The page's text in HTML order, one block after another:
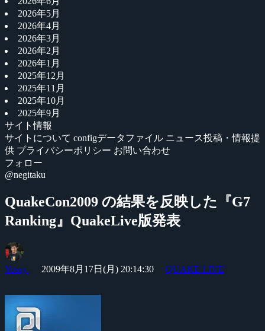
2026年5月
2026年4月
2026年3月
2026年2月
2026年1月
2025年12月
2025年11月
2025年10月
2025年9月
サイト情報
サイトについて configデータファイル ニュース投稿・情報提
供 プライバシーポリシー お問い合わせ
フォロー
@negitaku
QuakeCon2009 の結果を反映した『G7
Ranking』QuakeLive版発表
Yossy 2009年8月17日(月) 20:14:30 QUAKE LIVE